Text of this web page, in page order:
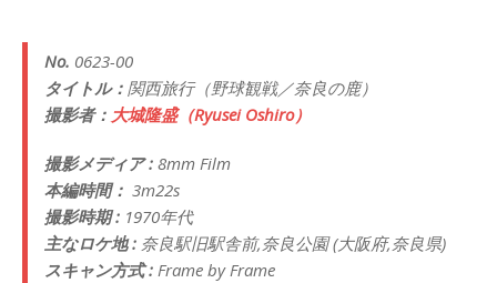
No. 0623-00
タイトル： 関西旅行（野球観戦／奈良の鹿）
撮影者： 大城隆盛（Ryusei Oshiro）
撮影メディア : 8mm Film
本編時間： 3m22s
撮影時期 : 1970年代
主なロケ地 : 奈良駅旧駅舎前,奈良公園 (大阪府,奈良県)
スキャン方式 : Frame by Frame